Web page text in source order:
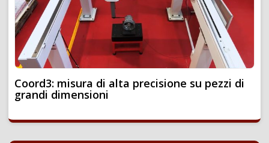
Coord3: misura di alta precisione su pezzi di
grandi dimensioni